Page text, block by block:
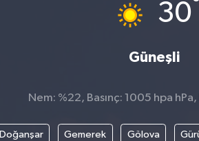
30°
Güneşli
Nem: %22, Basınç: 1005 hpa
Doğanşar Gemerek Gölova